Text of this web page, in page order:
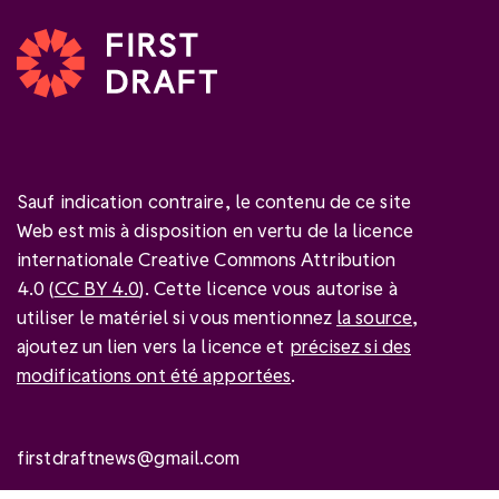
Sauf indication contraire, le contenu de ce site
Web est mis à disposition en vertu de la licence
internationale Creative Commons Attribution
4.0 (CC BY 4.0). Cette licence vous autorise à
utiliser le matériel si vous mentionnez la source,
ajoutez un lien vers la licence et précisez si des
modifications ont été apportées.
firstdraftnews@gmail.com